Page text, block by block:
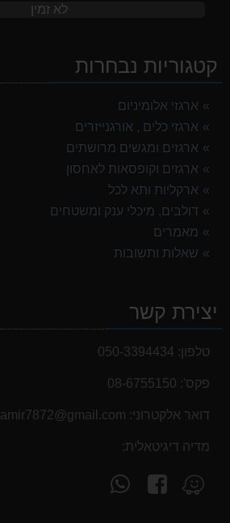
לא זמין
קטגוריות נבחרות
ארגזי אלומיניום
ארגזי כלים , אורגנייזרים
ארגזים ומגשים מרושתים
ארגזים וקופסאות לאחסון
ארקליות ותא לכל
דולבים, מיכלי ענק ומשטחים
מאמרים
שאלות ותשובות
יצירת קשר
טלפון: 050-3394434
פקס': 08-6755150
דואר אלקטרוני: ‫amir7872@gmail.com‬
מדיה דיגיטאלית:
מצא
אותנו
עקוב
אחרינו